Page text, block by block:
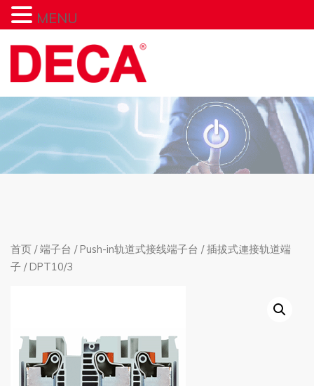
首页 /端子台 /Push-in轨道式接线端子台 /插拔式連接轨道端
子 / DPT10/3
MENU